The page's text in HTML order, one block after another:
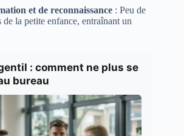
et de reconnaissance : Peu de
la petite enfance, entraînant un
: comment ne plus se
bureau